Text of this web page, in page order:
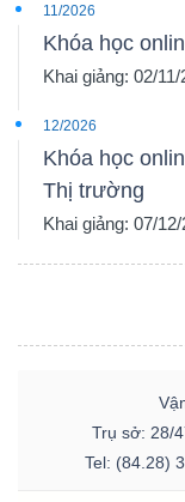
11/2026
Khóa học
Khai giảng: 02/
12/2026
Khóa học
Thị trường
Khai giảng: 07/
Trụ sở: 28/
Tel: (84.28)